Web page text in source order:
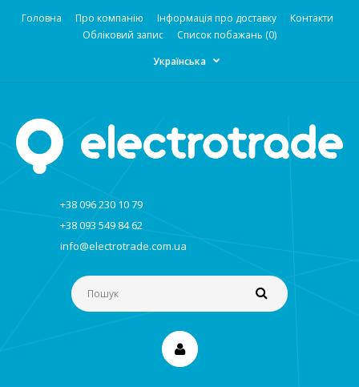
Головна Про компанію Інформація про доставку
Контакти
Обліковий запис
Список побажань (0)
Українська
+38 096 230 10 79
+38 093 549 84 62
info@electrotrade.com.ua